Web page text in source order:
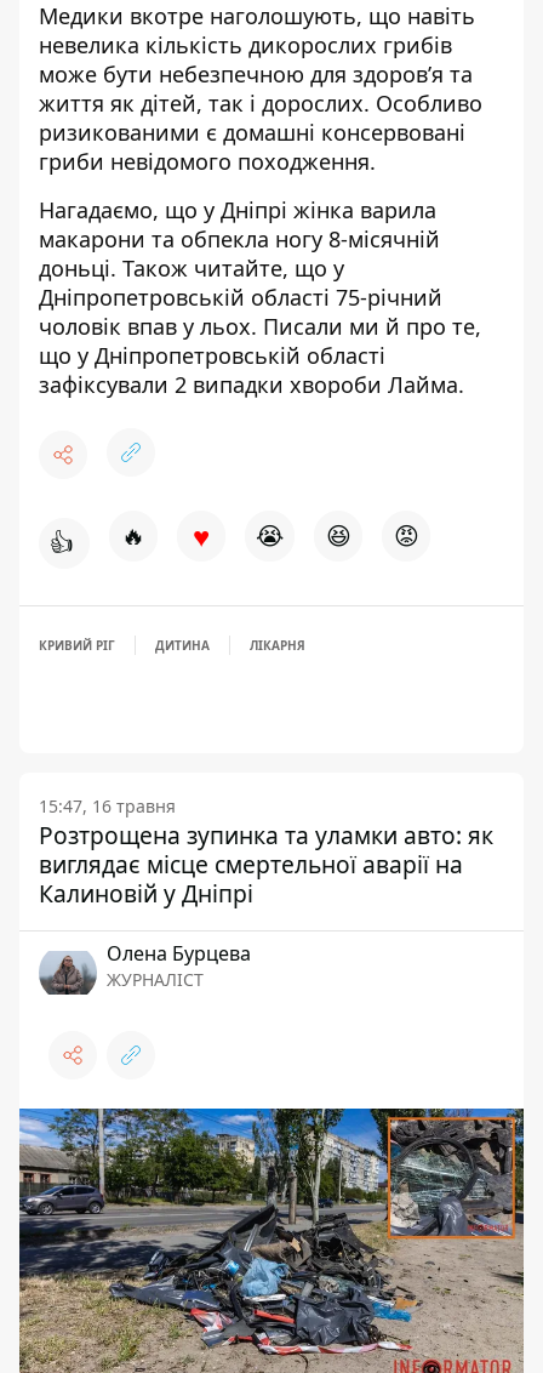
Медики вкотре наголошують, що навіть
невелика кількість дикорослих грибів
може бути небезпечною для здоров’я та
життя як дітей, так і дорослих. Особливо
ризикованими є домашні консервовані
гриби невідомого походження.
Нагадаємо, що у Дніпрі жінка варила
макарони та обпекла ногу 8-місячній
доньці. Також читайте, що у
Дніпропетровській області 75-річний
чоловік впав у льох. Писали ми й про те,
що у Дніпропетровській області
зафіксували 2 випадки хвороби Лайма.
👍 🔥 ♥ 😭 😆 😡
КРИВИЙ РІГ ДИТИНА ЛІКАРНЯ
15:47, 16 травня
Розтрощена зупинка та уламки авто: як
виглядає місце смертельної аварії на
Калиновій у Дніпрі
Олена Бурцева
ЖУРНАЛІСТ